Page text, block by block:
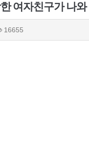
여자친구가 나
16655